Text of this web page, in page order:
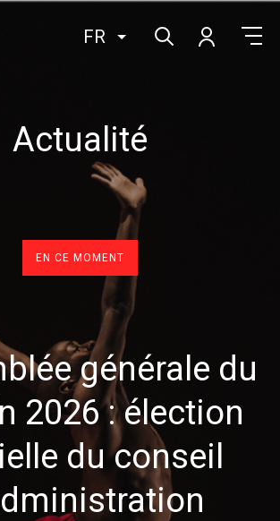
FR
Actualité
EN CE MOMENT
générale du
2026 : élection
du conseil